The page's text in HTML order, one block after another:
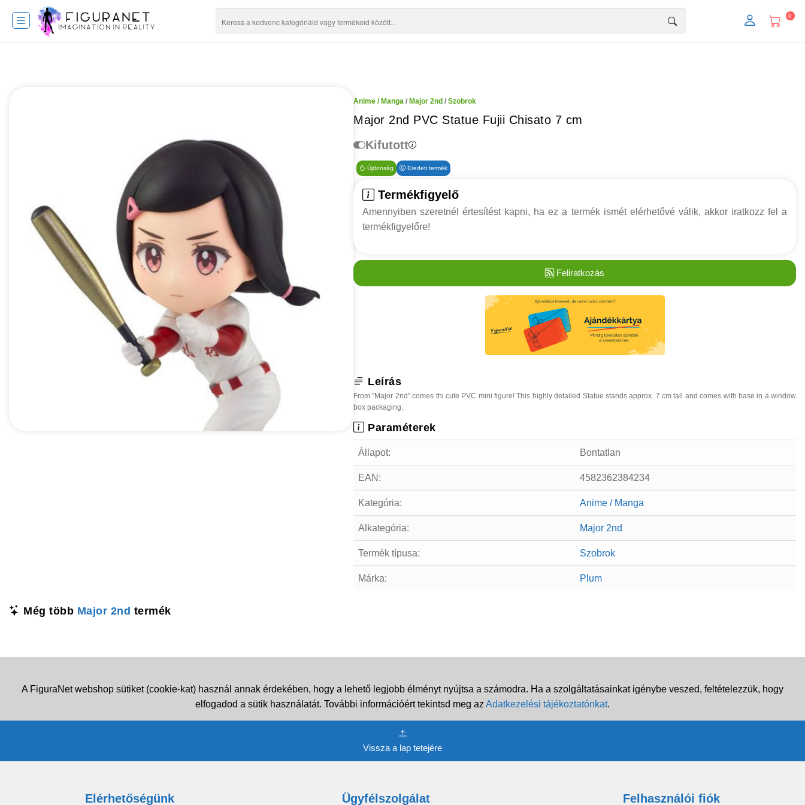
0
Anime / Manga / Major 2nd / Szobrok
Major 2nd PVC Statue Fujii Chisato 7 cm
Kifutott
Újdonság Eredeti termék
Termékfigyelő
Amennyiben szeretnél értesítést kapni, ha ez a termék ismét elérhetővé válik, akkor iratkozz fel a
termékfigyelőre!
Feliratkozás
Leírás
From "Major 2nd" comes thi cute PVC mini figure! This highly detailed Statue stands approx. 7 cm tall and comes with base in a window
box packaging.
Paraméterek
Állapot: Bontatlan
EAN: 4582362384234
Kategória: Anime / Manga
Alkategória: Major 2nd
Termék típusa: Szobrok
Márka: Plum
Még több Major 2nd termék
A FiguraNet webshop sütiket (cookie-kat) használ annak érdekében, hogy a lehető legjobb élményt nyújtsa a számodra. Ha a szolgáltatásainkat igénybe veszed, feltételezzük, hogy
elfogadod a sütik használatát. További információért tekintsd meg az Adatkezelési tájékoztatónkat.
Vissza a lap tetejére
Elérhetőségünk Ügyfélszolgálat Felhasználói fiók